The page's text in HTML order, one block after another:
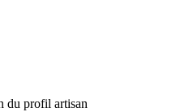
du profil artisan